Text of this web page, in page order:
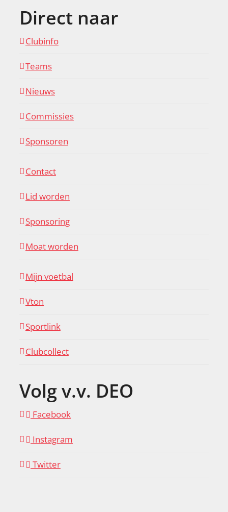
Direct naar
Clubinfo
Teams
Nieuws
Commissies
Sponsoren
Contact
Lid worden
Sponsoring
Moat worden
Mijn voetbal
Vton
Sportlink
Clubcollect
Volg v.v. DEO
Facebook
Instagram
Twitter